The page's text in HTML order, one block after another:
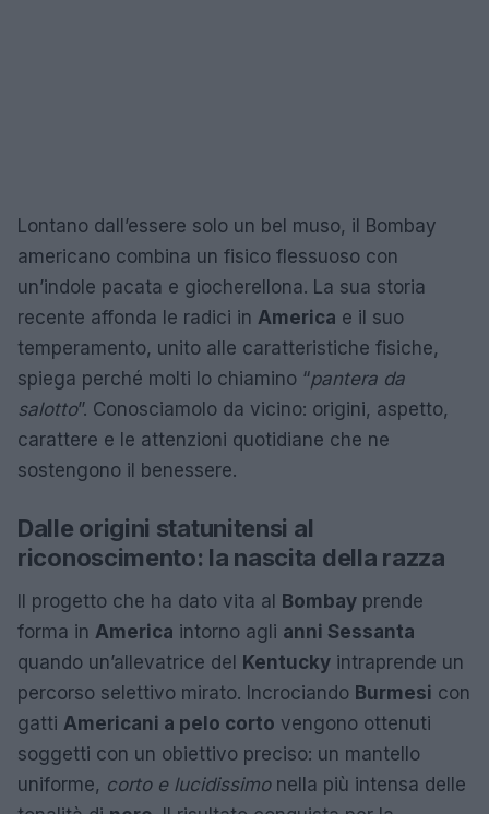
Lontano dall’essere solo un bel muso, il Bombay
americano combina un fisico flessuoso con
un’indole pacata e giocherellona. La sua storia
recente affonda le radici in America e il suo
temperamento, unito alle caratteristiche fisiche,
spiega perché molti lo chiamino “pantera da
salotto”. Conosciamolo da vicino: origini, aspetto,
carattere e le attenzioni quotidiane che ne
sostengono il benessere.
Dalle origini statunitensi al
riconoscimento: la nascita della razza
Il progetto che ha dato vita al Bombay prende
forma in America intorno agli anni Sessanta
quando un’allevatrice del
Kentucky intraprende un
percorso selettivo mirato. Incrociando Burmesi con
gatti Americani a pelo corto vengono ottenuti
soggetti con un obiettivo preciso: un mantello
uniforme, corto e lucidissimonella più intensa delle